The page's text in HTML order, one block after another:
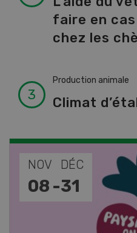
faire en
chez les
Production animale
Climat
NOV
17 -
JAN
26